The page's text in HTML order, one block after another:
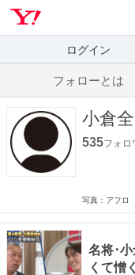
ログイン
フォローとは
小倉
535フォロ
写真：アフロ
名将･
くて憎